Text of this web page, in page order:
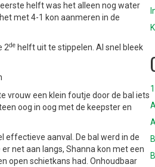
helft was het alleen nog water
met 4-1 kon aanmeren in de
2de helft uit te stippelen. Al snel bleek
vrouw een klein foutje door de bal iets
oog in oog met de keepster en
effectieve aanval. De bal werd in de
net aan langs, Shanna kon met een
open schietkans had. Onhoudbaar